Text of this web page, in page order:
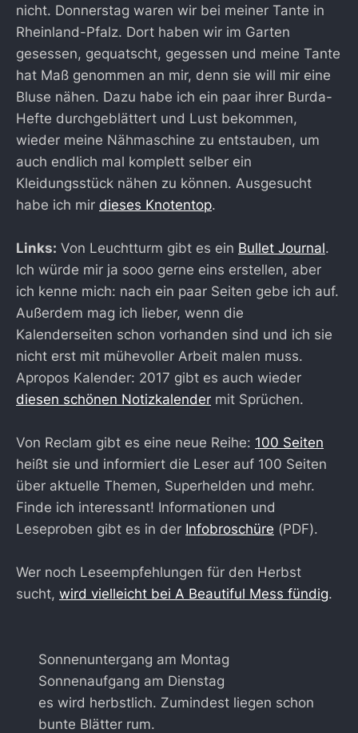
nicht. Donnerstag waren wir bei meiner Tante in
Rheinland-Pfalz. Dort haben wir im Garten
gesessen, gequatscht, gegessen und meine Tante
hat Maß genommen an mir, denn sie will mir eine
Bluse nähen. Dazu habe ich ein paar ihrer Burda-
Hefte durchgeblättert und Lust bekommen,
wieder meine Nähmaschine zu entstauben, um
auch endlich mal komplett selber ein
Kleidungsstück nähen zu können. Ausgesucht
habe ich mir dieses Knotentop.
Links: Von Leuchtturm gibt es ein Bullet Journal.
Ich würde mir ja sooo gerne eins erstellen, aber
ich kenne mich: nach ein paar Seiten gebe ich auf.
Außerdem mag ich lieber, wenn die
Kalenderseiten schon vorhanden sind und ich sie
nicht erst mit mühevoller Arbeit malen muss.
Apropos Kalender: 2017 gibt es auch wieder
diesen schönen Notizkalender mit Sprüchen.
Von Reclam gibt es eine neue Reihe: 100 Seiten
heißt sie und informiert die Leser auf 100 Seiten
über aktuelle Themen, Superhelden und mehr.
Finde ich interessant! Informationen und
Leseproben gibt es in der Infobroschüre (PDF).
Wer noch Leseempfehlungen für den Herbst
sucht, wird vielleicht bei A Beautiful Mess fündig.
Sonnenuntergang am Montag
Sonnenaufgang am Dienstag
es wird herbstlich. Zumindest liegen schon
bunte Blätter rum.